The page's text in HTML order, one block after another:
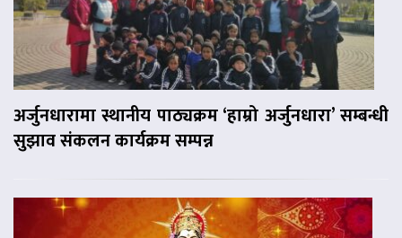
अर्जुनधारामा स्थानीय पाठ्यक्रम ‘हाम्रो अर्जुनधारा’ सम्बन्धी
सुझाव संकलन कार्यक्रम सम्पन्न